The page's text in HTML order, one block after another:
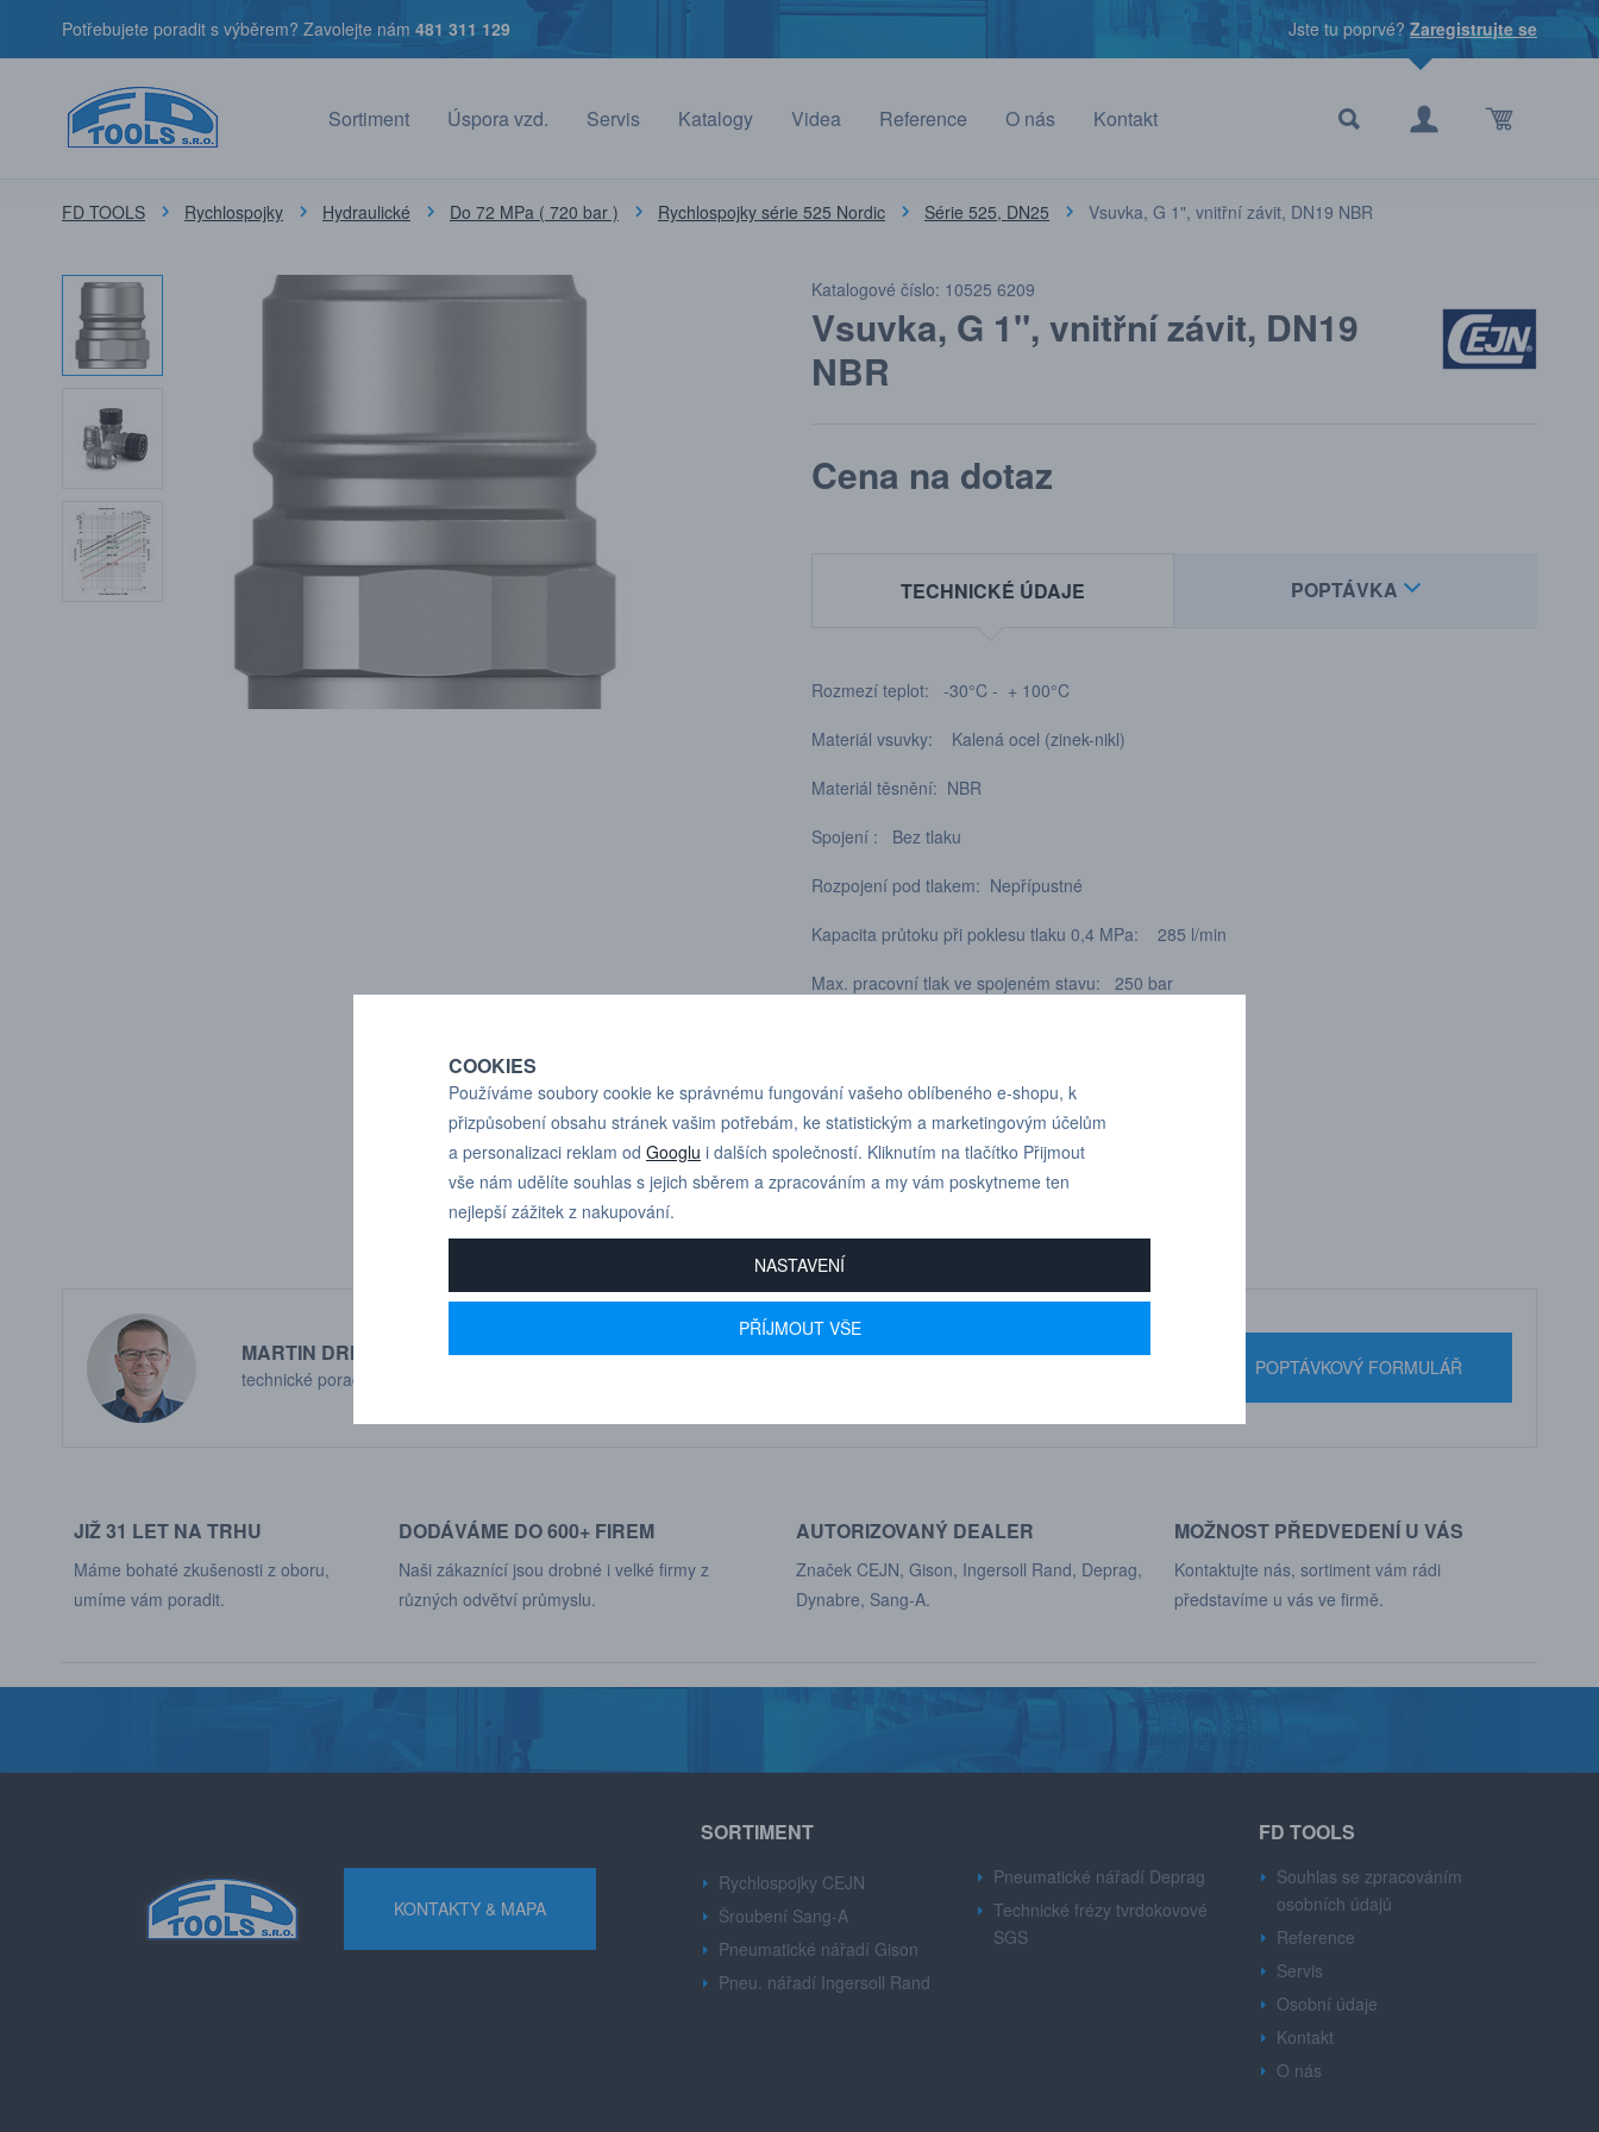
Potřebujete poradit s výběrem? Zavolejte nám 481 311 129 Jste tu poprvé? Zaregistrujte se
Sortiment Úspora vzd. Servis Katalogy Videa Reference O nás Kontakt
FD TOOLS Rychlospojky Hydraulické Do 72 MPa ( 720 bar ) Rychlospojky série 525 Nordic Série 525, DN25 Vsuvka, G 1", vnitřní závit, DN19 NBR
Katalogové číslo: 10525 6209
Vsuvka, G 1", vnitřní závit, DN19
NBR
Cena na dotaz
TECHNICKÉ ÚDAJE POPTÁVKA
Rozmezí teplot: -30°C - + 100°C
Materiál vsuvky: Kalená ocel (zinek-nikl)
Materiál těsnění: NBR
Spojení : Bez tlaku
Rozpojení pod tlakem: Nepřípustné
Kapacita průtoku při poklesu tlaku 0,4 MPa: 285 l/min
Max. pracovní tlak ve spojeném stavu: 250 bar
Min tlak roztržení ve spojeném stavu: 930 bar
Min tlak roztržení v rozpojeném stavu: 1000 bar
Kompatibilita s TEMA 10000
MARTIN DRHOLEC
technické poradenství
Pro technické dotazy
+420 731 517 942 POPTÁVKOVÝ FORMULÁŘ
JIŽ 31 LET NA TRHU
Máme bohaté zkušenosti z oboru,
umíme vám poradit.
DODÁVÁME DO 600+ FIREM
Naši zákaznící jsou drobné i velké firmy z
různých odvětví průmyslu.
AUTORIZOVANÝ DEALER
Značek CEJN, Gison, Ingersoll Rand, Deprag,
Dynabre, Sang-A.
MOŽNOST PŘEDVEDENÍ U VÁS
Kontaktujte nás, sortiment vám rádi
představíme u vás ve firmě.
SORTIMENT
Rychlospojky CEJN
Šroubení Sang-A
Pneumatické nářadí Gison
Pneu. nářadí Ingersoll Rand
Pneumatické nářadí Deprag
Technické frézy tvrdokovové
SGS
FD TOOLS
Souhlas se zpracováním
osobních údajů
Reference
Servis
Osobní údaje
Kontakt
O nás
KONTAKTY & MAPA
COOKIES
Používáme soubory cookie ke správnému fungování vašeho oblíbeného e-shopu, k
přizpůsobení obsahu stránek vašim potřebám, ke statistickým a marketingovým účelům
a personalizaci reklam od Googlu i dalších společností. Kliknutím na tlačítko Přijmout
vše nám udělíte souhlas s jejich sběrem a zpracováním a my vám poskytneme ten
nejlepší zážitek z nakupování.
NASTAVENÍ
PŘÍJMOUT VŠE